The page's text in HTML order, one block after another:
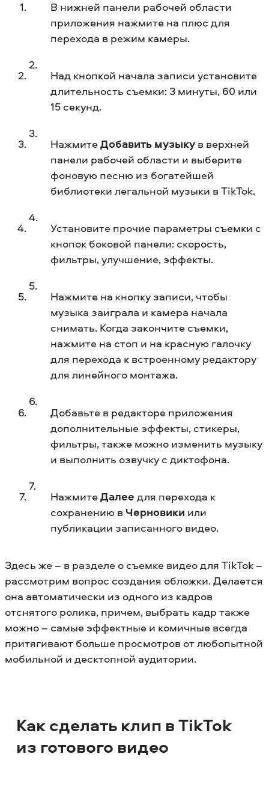
В нижней панели рабочей области
приложения нажмите на плюс для
перехода в режим камеры.
Над кнопкой начала записи установите
длительность съемки: 3 минуты, 60 или
15 секунд.
НажмитеДобавить музыкув верхней
панели рабочей области и выберите
фоновую песню из богатейшей
библиотеки легальной музыки в TikTok.
Установите прочие параметры съемки с
кнопок боковой панели: скорость,
фильтры, улучшение, эффекты.
Нажмите на кнопку записи, чтобы
музыка заиграла и камера начала
снимать. Когда закончите съемки,
нажмите на стоп и на красную галочку
для перехода к встроенному редактору
для линейного монтажа.
Добавьте в редакторе приложения
дополнительные эффекты, стикеры,
фильтры, также можно изменить музыку
и выполнить озвучку с диктофона.
НажмитеДалее для перехода к
сохранению в Черновики или
публикации записанного видео.
Здесь же – в разделе о съемке видео для TikTok –
рассмотрим вопрос создания обложки. Делается
она автоматически из одного из кадров
отснятого ролика, причем, выбрать кадр также
можно – самые эффектные и комичные всегда
притягивают больше просмотров от любопытной
мобильной и десктопной аудитории.
Как сделать клип в TikTok
из готового видео